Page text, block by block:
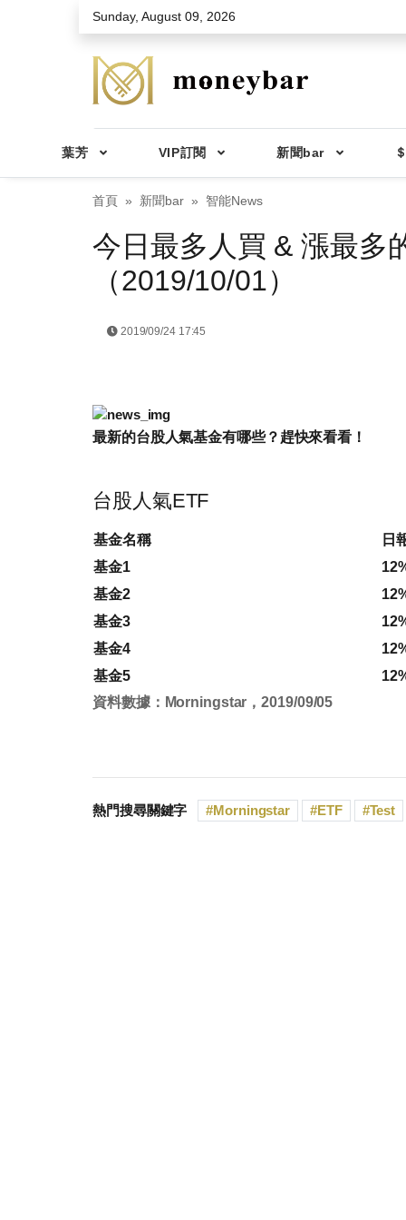
Skip to main contentSunday, August 09, 2026
葉芳 VIP訂閱 新聞bar
首頁 新聞bar 智能News
今日最多人買 & 漲最多
（2019/10/01）
2019/09/24 17:45
最新的台股人氣基金有哪些？趕快來看看！
台股人氣ETF
基金名稱
日
基金1
基金2
基金3
基金4
基金5
資料數據：Morningstar，2019/09/05
熱門搜尋關鍵字 Morningstar ETF Test